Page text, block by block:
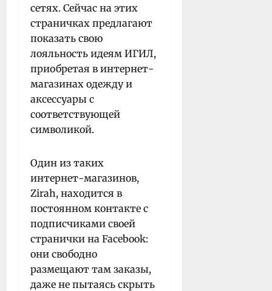
сетях. Сейчас на этих
страничках предлагают
показать свою
лояльность идеям ИГИЛ,
приобретая в интернет-
магазинах одежду и
аксессуары с
соответствующей
символикой.
Один из таких
интернет-магазинов,
Zirah, находится в
постоянном контакте с
подписчиками своей
странички на Facebook:
они свободно
размещают там заказы,
даже не пытаясь скрыть